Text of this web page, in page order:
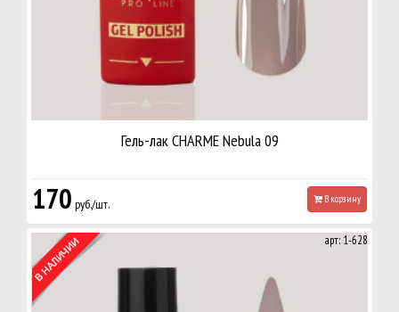
Гель-лак CHARME Nebula 09
170 руб./шт. В корзину
арт: 1-628